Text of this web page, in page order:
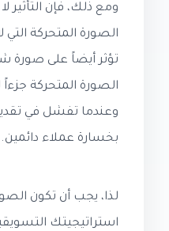
ومع ذلك، فإن التأثير
الصورة المتحركة
تؤثر أيضاً على صورة
الصورة المتحركة جزءاً
وعندما تفشل في
بخسارة عملاء دائمين.
لذا، يجب أن تكون
استراتيجيتك